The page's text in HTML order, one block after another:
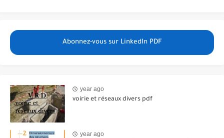
Abonnez-vous sur LinkedIn PDF
year ago
voirie et réseaux divers pdf
year ago